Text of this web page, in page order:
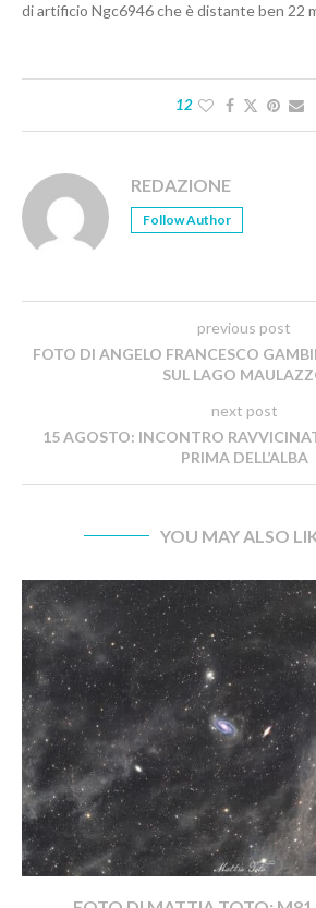
di artificio Ngc6946 che è distante ben 22
12
REDAZIONE
Follow Author
previous post
FOTO DI ANGELO FRANCESCO
SUL LAGO
next post
15 AGOSTO: INCONTRO
PRIMA DELL’ALBA
YOU MAY ALSO